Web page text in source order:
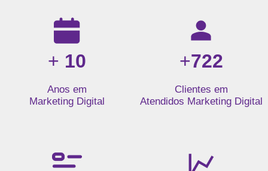
Resultados da nossa agência de marketing digital: mais
+ 10
Anos em
Marketing Digital
+722
Clientes em
Atendidos Marketing Digital